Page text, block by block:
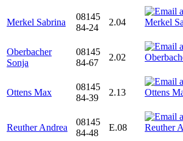
Merkel Sabrina
08145
84-24
2.04
Oberbacher
Sonja
08145
84-67
2.02
Ottens Max
08145
84-39
2.13
Reuther Andrea
08145
84-48
E.08